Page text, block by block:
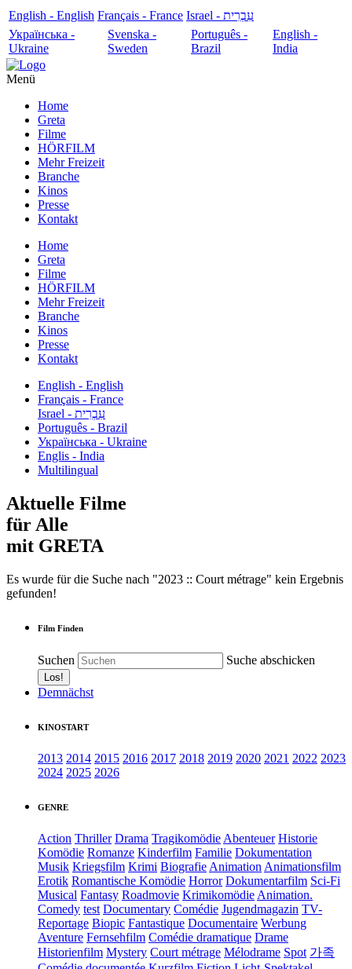
English - English Français - France
עִבְרִית - Israel
Українська -
Ukraine
Svenska -
Sweden
Português -
Brazil
English -
India
Menü
Home
Greta
Filme
HÖRFILM
Mehr Freizeit
Branche
Kinos
Presse
Kontakt
Home
Greta
Filme
HÖRFILM
Mehr Freizeit
Branche
Kinos
Presse
Kontakt
English - English
Français - France
עִבְרִית - Israel
Português - Brazil
Українська - Ukraine
Englis - India
Multilingual
Aktuelle Filme
für Alle
mit GRETA
Es wurde für die Suche nach "2023 :: Court métrage" kein Ergebnis
gefunden!
Film Finden
Suchen Suche abschicken
Demnächst
KINOSTART
2013 2014 2015 2016 2017 2018 2019 2020 2021 2022 2023
2024 2025 2026
GENRE
Action Thriller Drama Tragikomödie Abenteuer Historie
Komödie Romanze Kinderfilm Familie Dokumentation
Musik Kriegsfilm Krimi Biografie Animation Animationsfilm
Erotik Romantische Komödie Horror Dokumentarfilm Sci-Fi
Musical Fantasy Roadmovie Krimikomödie Animation.
Comedy test Documentary Comédie Jugendmagazin TV-
Reportage Biopic Fantastique Documentaire Werbung
Aventure Fernsehfilm Comédie dramatique Drame
Historienfilm Mystery Court métrage Mélodrame Spot 가족